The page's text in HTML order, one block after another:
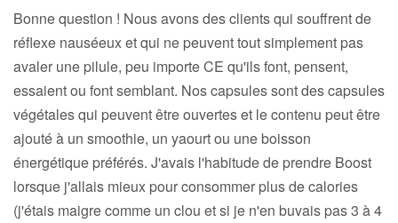
Bonne question ! Nous avons des clients qui souffrent de
réflexe nauséeux et qui ne peuvent tout simplement pas
avaler une pilule, peu importe CE qu'ils font, pensent,
essaient ou font semblant. Nos capsules sont des capsules
végétales qui peuvent être ouvertes et le contenu peut être
ajouté à un smoothie, un yaourt ou une boisson
énergétique préférés. J'avais l'habitude de prendre Boost
lorsque j'allais mieux pour consommer plus de calories
(j'étais maigre comme un clou et si je n'en buvais pas 3 à 4